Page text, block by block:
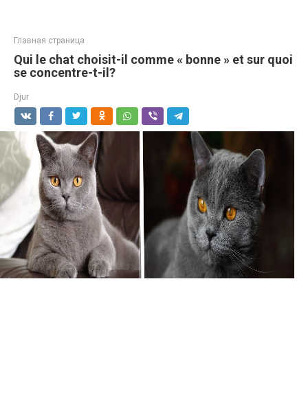
Главная страница
Qui le chat choisit-il comme « bonne » et sur quoi
se concentre-t-il?
Djur